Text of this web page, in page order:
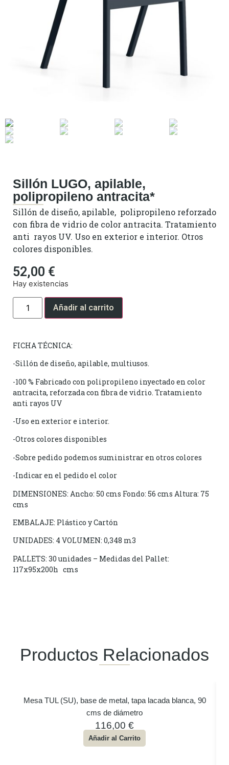
Sillón LUGO, apilable,
polipropileno antracita*
Sillón de diseño, apilable, polipropileno reforzado
con fibra de vidrio de color antracita. Tratamiento
anti rayos UV. Uso en exterior e interior. Otros
colores disponibles.
52,00 €
Hay existencias
Añadir al carrito
FICHA TÉCNICA:
-Sillón de diseño, apilable, multiusos.
-100 % Fabricado con polipropileno inyectado en color
antracita, reforzada con fibra de vidrio. Tratamiento
anti rayos UV
-Uso en exterior e interior.
-Otros colores disponibles
-Sobre pedido podemos suministrar en otros colores
-Indicar en el pedido el color
DIMENSIONES: Ancho: 50 cms Fondo: 56 cms Altura: 75
cms
EMBALAJE: Plástico y Cartón
UNIDADES: 4 VOLUMEN: 0,348 m3
PALLETS: 30 unidades – Medidas del Pallet:
117x95x200h cms
Productos Relacionados
Mesa TUL (SU), base de metal, tapa lacada blanca, 90
cms de diámetro
116,00 €
Añadir al Carrito